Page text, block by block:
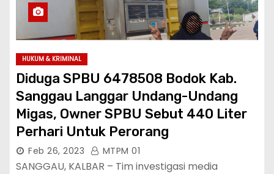
HUKUM & KRIMINAL
Diduga SPBU 6478508 Bodok Kab.
Sanggau Langgar Undang-Undang
Migas, Owner SPBU Sebut 440 Liter
Perhari Untuk Perorang
Feb 26, 2023 MTPM 01
SANGGAU, KALBAR – Tim investigasi media